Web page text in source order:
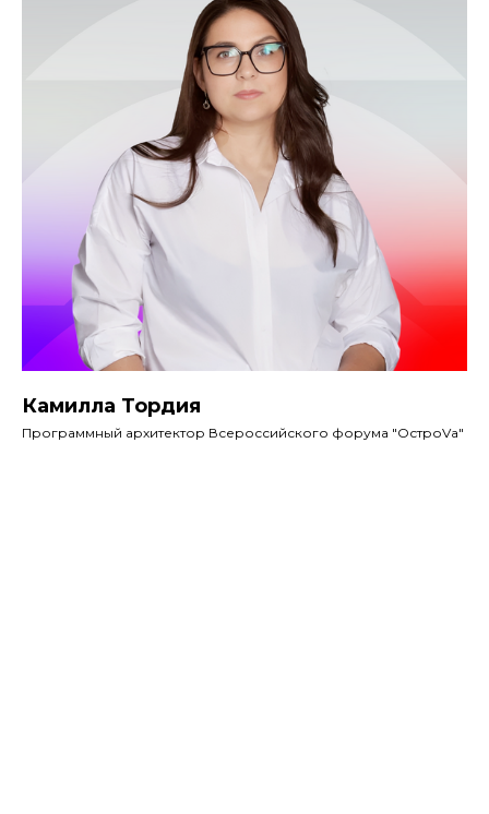
Камилла Тордия
Программный архитектор Всероссийского форума "ОстроVа"